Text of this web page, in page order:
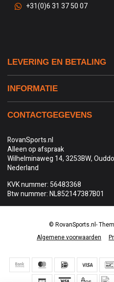
+31(0)6 31 37 50 07
LEVERING EN BETALING
INFORMATIE
CONTACTGEGEVENS
RovanSports.nl
Alleen op afspraak
Wilhelminaweg 14, 3253BW,
Nederland
KVK nummer: 56483368
Btw nummer: NL852147387B01
Algemene voorwaarden
© RovanSports.nl-